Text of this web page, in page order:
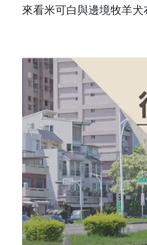
來看米可白與邊境牧羊犬